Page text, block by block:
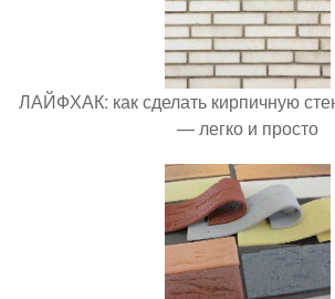
ЛАЙФХАК: как сделать кирпичную
— легко и просто